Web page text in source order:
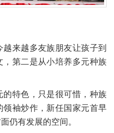
来越多友族朋友让孩子到
第二是从小培养多元种族
特色，只是很可惜，种族
袖炒作，新任国家元首早
仍有发展的空间。